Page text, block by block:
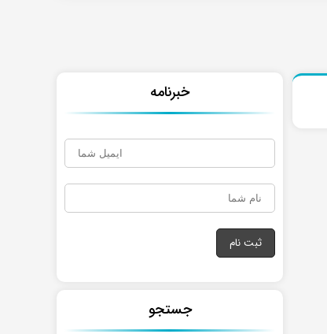
خبرنامه
جستجو